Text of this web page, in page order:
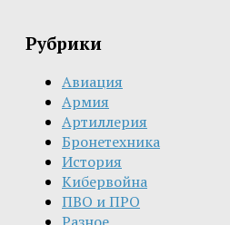
Рубрики
Авиация
Армия
Артиллерия
Бронетехника
История
Кибервойна
ПВО и ПРО